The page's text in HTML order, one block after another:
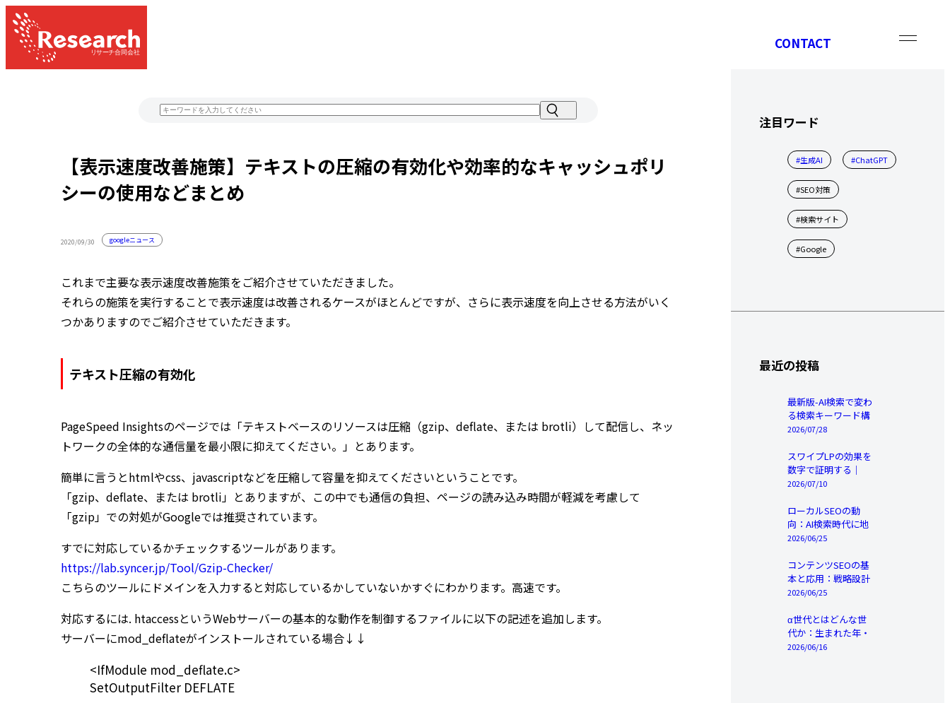
CONTACT
CONTACT
【表示速度改善施策】テキストの圧縮の有効化や効率的なキャッシュポリ
シーの使用などまとめ
2020/09/30 googleニュース
これまで主要な表示速度改善施策をご紹介させていただきました。
それらの施策を実行することで表示速度は改善されるケースがほとんどですが、さらに表示速度を向上させる方法がいく
つかありますのでご紹介させていただきます。
テキスト圧縮の有効化
PageSpeed Insightsのページでは「テキストベースのリソースは圧縮（gzip、deflate、または brotli）して配信し、ネッ
トワークの全体的な通信量を最小限に抑えてください。」とあります。
簡単に言うとhtmlやcss、javascriptなどを圧縮して容量を抑えてくださいということです。
「gzip、deflate、または brotli」とありますが、この中でも通信の負担、ページの読み込み時間が軽減を考慮して
「gzip」での対処がGoogleでは推奨されています。
すでに対応しているかチェックするツールがあります。
https://lab.syncer.jp/Tool/Gzip-Checker/
こちらのツールにドメインを入力すると対応しているかしていないかすぐにわかります。高速です。
対応するには. htaccessというWebサーバーの基本的な動作を制御するファイルに以下の記述を追加します。
サーバーにmod_deflateがインストールされている場合↓↓
<IfModule mod_deflate.c>
SetOutputFilter DEFLATE
注目ワード
#生成AI #ChatGPT
#SEO対策
#検索サイト
#Google
最近の投稿
最新版-AI検索で変わ
る検索キーワード構
造と新しい攻略法
2026/07/28
スワイプLPの効果を
数字で証明する｜
CVR・滞在時間・離
2026/07/10
ローカルSEOの動
向：AI検索時代に地
域ビジネスが生き残
2026/06/25
コンテンツSEOの基
本と応用：戦略設計
から効果測定まで完
2026/06/25
α世代とはどんな世
代か：生まれた年・
特徴・価値観を徹底
2026/06/16